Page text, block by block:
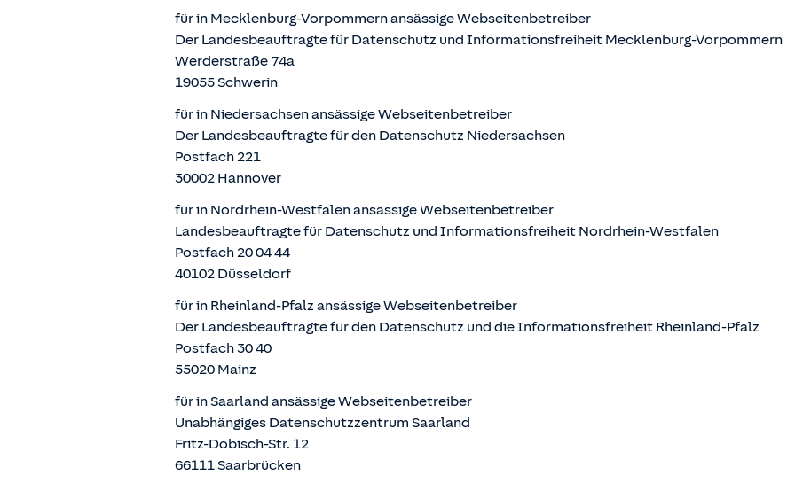
für in Mecklenburg-Vorpommern ansässige Webseitenbetreiber
Der Landesbeauftragte für Datenschutz und Informationsfreiheit Mecklenburg-Vorpommern
Werderstraße 74a
19055 Schwerin
für in Niedersachsen ansässige Webseitenbetreiber
Der Landesbeauftragte für den Datenschutz Niedersachsen
Postfach 221
30002 Hannover
für in Nordrhein-Westfalen ansässige Webseitenbetreiber
Landesbeauftragte für Datenschutz und Informationsfreiheit Nordrhein-Westfalen
Postfach 20 04 44
40102 Düsseldorf
für in Rheinland-Pfalz ansässige Webseitenbetreiber
Der Landesbeauftragte für den Datenschutz und die Informationsfreiheit Rheinland-Pfalz
Postfach 30 40
55020 Mainz
für in Saarland ansässige Webseitenbetreiber
Unabhängiges Datenschutzzentrum Saarland
Fritz-Dobisch-Str. 12
66111 Saarbrücken